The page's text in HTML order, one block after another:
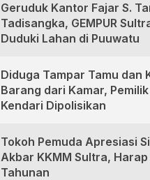
Geruduk Kantor Fajar S.
Tadisangka, GEMPUR
Duduki Lahan di Puuwatu
Diduga Tampar Tamu dan
Barang dari Kamar,
Kendari Dipolisikan
Tokoh Pemuda Apresiasi
Akbar KKMM Sultra,
Tahunan